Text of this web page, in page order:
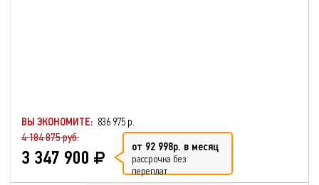
ВЫ ЭКОНОМИТЕ: 836 975 р.
4 184 875 руб.
3 347 900 от 92 998р. в месяц
рассрочка без
переплат